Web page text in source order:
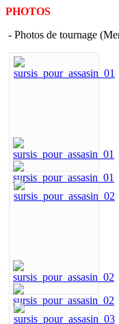
PHOTOS
- Photos de tournage